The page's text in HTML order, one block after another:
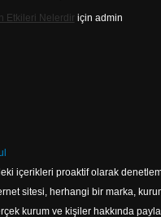
Etkileri Nelerdiriçin admin
içerikleri proaktif olarak
sitesi, herhangi bir marka,
kurum ve kişiler hakkında